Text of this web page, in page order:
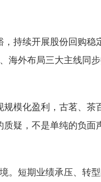
持续开展股份回购稳
海外布局三大主线同
模化盈利，古茗、茶
疑，不是单纯的负面
。短期业绩承压、转